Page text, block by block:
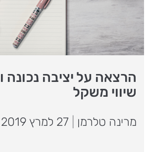
הרצאה על יציבה נכונה
שיווי משקל
מרינה טלרמן